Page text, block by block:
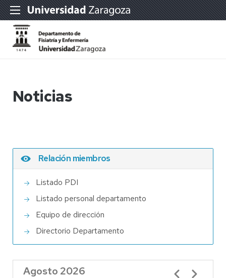
Noticias
Relación miembros
Listado PDI
Listado personal departamento
Equipo de dirección
Directorio Departamento
Agosto 2026 Paginación